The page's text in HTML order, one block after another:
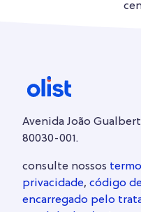
Avenida João
80030-001.
consulte nossos
privacidade, código
encarregado pelo